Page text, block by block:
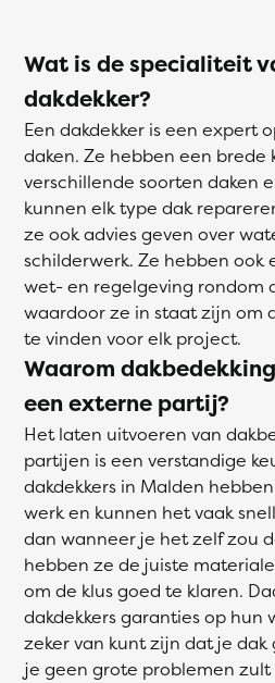
Wat is de specialiteit
dakdekker?
Een dakdekker is een expert
daken. Ze hebben een brede
verschillende soorten daken
kunnen elk type dak
ze ook advies geven over
schilderwerk. Ze hebben ook
wet- en regelgeving rondom
waardoor ze in staat zijn om
te vinden voor elk project.
Waarom
een externe partij?
Het laten uitvoeren van
partijen is een verstandige
dakdekkers in Malden
werk en kunnen het vaak
dan wanneer je het zelf zou
hebben ze de juiste
om de klus goed te klaren.
dakdekkers garanties op hun
zeker van kunt zijn dat je
je geen grote problemen